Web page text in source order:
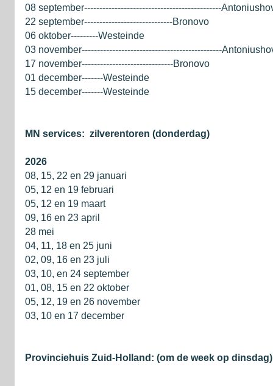
08 september---------------------------------------------
22 september-----------------------------Bronovo
06 oktober---------Westeinde
03 november----------------------------------------------
17 november------------------------------Bronovo
01 december-------Westeinde
15 december-------Westeinde
MN services: zilverentoren (donderdag)
2026
08, 15, 22 en 29 januari
05, 12 en 19 februari
05, 12 en 19 maart
09, 16 en 23 april
28 mei
04, 11, 18 en 25 juni
02, 09, 16 en 23 juli
03, 10, en 24 september
01, 08, 15 en 22 oktober
05, 12, 19 en 26 november
03, 10 en 17 december
Provinciehuis Zuid-Holland: (om de week op dinsdag)